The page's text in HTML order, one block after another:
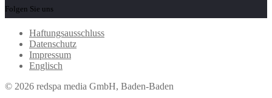
Folgen Sie uns
Haftungsausschluss
Datenschutz
Impressum
Englisch
© 2026 redspa media GmbH, Baden-Baden